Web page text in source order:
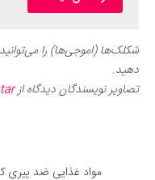
شکلک‌ها (اموجی‌ها) را می‌توانید
دهید.
تصاویر نویسندگان دیدگاه از
مواد غذایی ضد